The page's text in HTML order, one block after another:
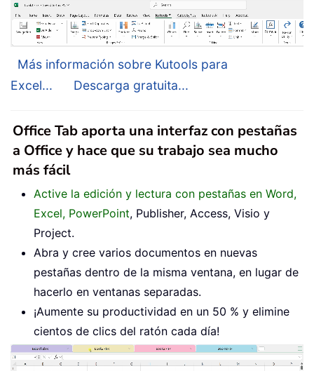
Más información sobre Kutools para
Excel...
Descarga gratuita...
Office Tab aporta una interfaz con pestañas
a Office y hace que su trabajo sea mucho
más fácil
Active la edición y lectura con pestañas en Word,
Excel, PowerPoint, Publisher, Access, Visio y
Project.
Abra y cree varios documentos en nuevas
pestañas dentro de la misma ventana, en lugar de
hacerlo en ventanas separadas.
¡Aumente su productividad en un 50 % y elimine
cientos de clics del ratón cada día!